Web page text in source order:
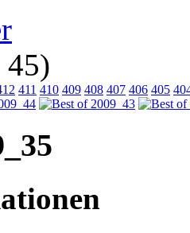
411 410 409 408 407 406 405